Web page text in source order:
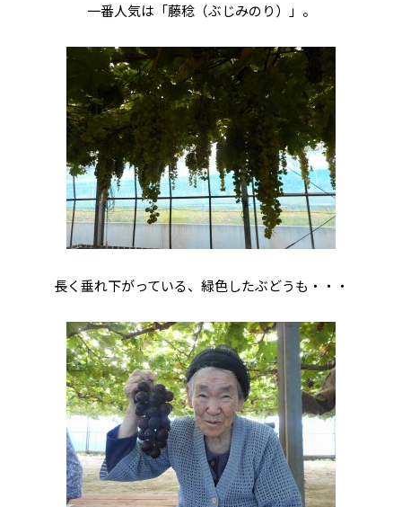
一番人気は「藤稔（ぶじみのり）」。
長く垂れ下がっている、緑色したぶどうも・・・